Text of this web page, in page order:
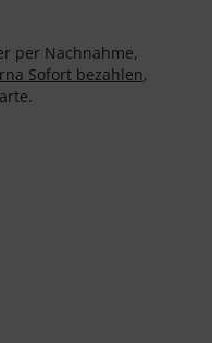
per Nachnahme,
Sofort bezahlen,